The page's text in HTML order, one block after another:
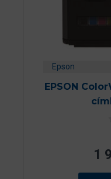
Epson
EPSON
5
1